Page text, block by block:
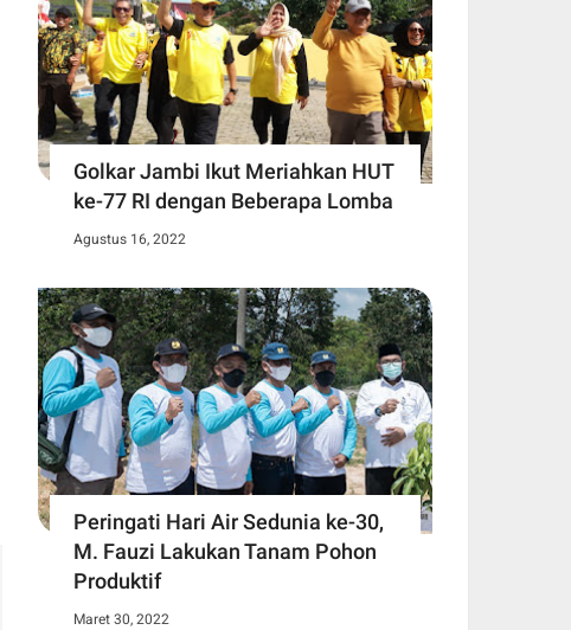
Golkar Jambi Ikut Meriahkan HUT
ke-77 RI dengan Beberapa Lomba
Agustus 16, 2022
Peringati Hari Air Sedunia ke-30,
M. Fauzi Lakukan Tanam Pohon
Produktif
Maret 30, 2022